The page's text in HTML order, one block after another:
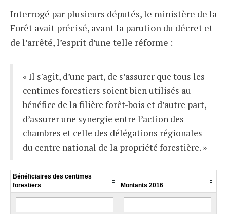
Interrogé par plusieurs députés, le ministère de la
Forêt avait précisé, avant la parution du décret et
de l’arrêté, l’esprit d’une telle réforme :
« Il s'agit, d’une part, de s’assurer que tous les
centimes forestiers soient bien utilisés au
bénéfice de la filière forêt-bois et d’autre part,
d’assurer une synergie entre l’action des
chambres et celle des délégations régionales
du centre national de la propriété forestière. »
Bénéficiaires des centimes
forestiers
Montants 2016